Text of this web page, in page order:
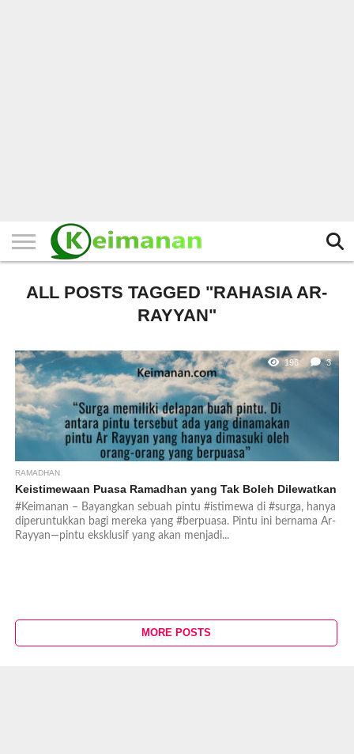
ALL POSTS TAGGED "RAHASIA AR-
RAYYAN"
196 3
RAMADHAN
Keistimewaan Puasa Ramadhan yang Tak Boleh Dilewatkan
#Keimanan – Bayangkan sebuah pintu #istimewa di #surga, hanya
diperuntukkan bagi mereka yang #berpuasa. Pintu ini bernama Ar-
Rayyan—pintu eksklusif yang akan menjadi...
MORE POSTS